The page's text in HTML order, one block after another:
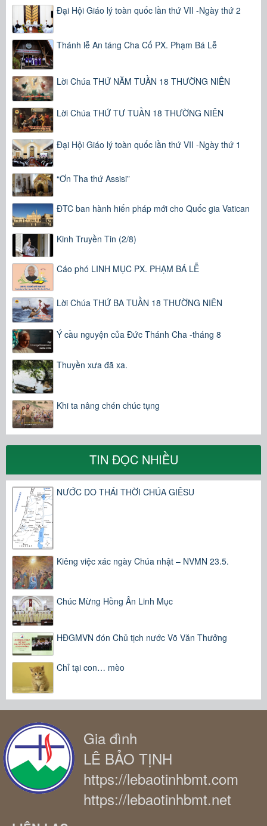
Đại Hội Giáo lý toàn quốc lần thứ VII -Ngày thứ 2
Thánh lễ An táng Cha Cố PX. Phạm Bá Lễ
Lời Chúa THỨ NĂM TUẦN 18 THƯỜNG NIÊN
Lời Chúa THỨ TƯ TUẦN 18 THƯỜNG NIÊN
Đại Hội Giáo lý toàn quốc lần thứ VII -Ngày thứ 1
“Ơn Tha thứ Assisi”
ĐTC ban hành hiến pháp mới cho Quốc gia Vatican
Kinh Truyền Tin (2/8)
Cáo phó LINH MỤC PX. PHẠM BÁ LỄ
Lời Chúa THỨ BA TUẦN 18 THƯỜNG NIÊN
Ý cầu nguyện của Đức Thánh Cha -tháng 8
Thuyền xưa đã xa.
Khi ta nâng chén chúc tụng
TIN ĐỌC NHIỀU
NƯỚC DO THÁI THỜI CHÚA GIÊSU
Kiêng việc xác ngày Chúa nhật – NVMN 23.5.
Chúc Mừng Hồng Ân Linh Mục
HĐGMVN đón Chủ tịch nước Võ Văn Thưởng
Chỉ tại con… mèo
Gia đình
LÊ BẢO TỊNH
https://lebaotinhbmt.com
https://lebaotinhbmt.net